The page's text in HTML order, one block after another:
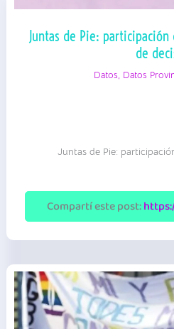
Juntas de Pie:
de
Datos, Datos
Juntas de Pie:
Compartí este post: